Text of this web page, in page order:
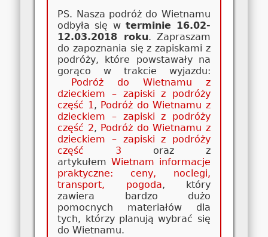
PS. Nasza podróż do Wietnamu
odbyła się w terminie 16.02-
12.03.2018 roku. Zapraszam
do zapoznania się z zapiskami z
podróży, które powstawały na
gorąco w trakcie wyjazdu:
Podróż do Wietnamu z
dzieckiem – zapiski z podróży
część 1, Podróż do Wietnamu z
dzieckiem – zapiski z podróży
część 2, Podróż do Wietnamu z
dzieckiem – zapiski z podróży
część 3 oraz z
artykułem Wietnam informacje
praktyczne: ceny, noclegi,
transport, pogoda, który
zawiera bardzo dużo
pomocnych materiałów dla
tych, którzy planują wybrać się
do Wietnamu.